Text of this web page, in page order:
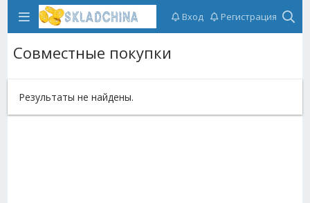
Вход Регистрация
Совместные покупки
Результаты не найдены.